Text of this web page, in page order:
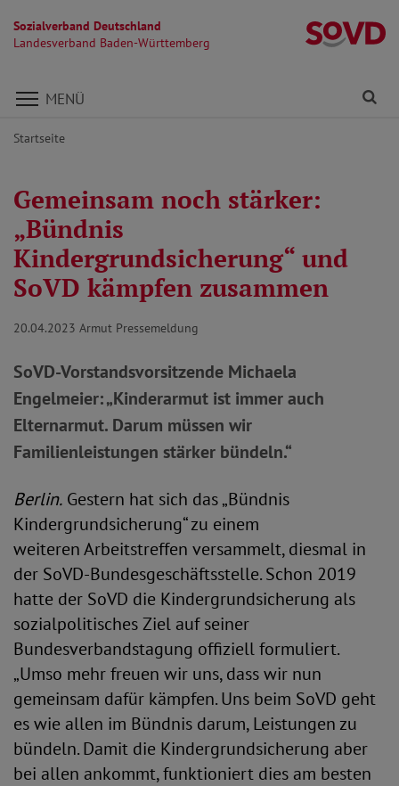
Sozialverband Deutschland
Landesverband Baden-Württemberg
Direkt zu den Inhalten springen
MENÜ
Startseite
Gemeinsam noch stärker:
„Bündnis
Kindergrundsicherung“ und
SoVD kämpfen zusammen
20.04.2023 Armut Pressemeldung
SoVD-Vorstandsvorsitzende Michaela
Engelmeier: „Kinderarmut ist immer auch
Elternarmut. Darum müssen wir
Familienleistungen stärker bündeln.“
Berlin. Gestern hat sich das „Bündnis
Kindergrundsicherung“ zu einem
weiteren Arbeitstreffen versammelt, diesmal in
der SoVD-Bundesgeschäftsstelle. Schon 2019
hatte der SoVD die Kindergrundsicherung als
sozialpolitisches Ziel auf seiner
Bundesverbandstagung offiziell formuliert.
„Umso mehr freuen wir uns, dass wir nun
gemeinsam dafür kämpfen. Uns beim SoVD geht
es wie allen im Bündnis darum, Leistungen zu
bündeln. Damit die Kindergrundsicherung aber
bei allen ankommt, funktioniert dies am besten